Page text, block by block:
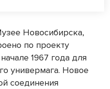
Новосибирска,
по проекту
1967 года для
универмага. Новое
соединения